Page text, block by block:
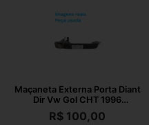
Maçaneta Externa Porta Diant
Dir Vw Gol CHT 1996
377837205
R$ 100,00